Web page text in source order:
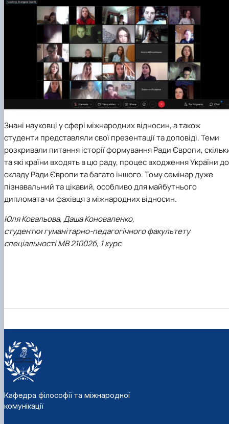
Знані науковці у сфері міжнародних відносин, а також
студенти представляли свої презентації та доповіді. Теми
розкривали питання історії формування Ради Європи,
та які країни входять в цю раду, процес входження України до
складу Ради Європи та багато іншого. Тому семінар дуже
пізнавальний та цікавий, особливо для майбутнього
дипломата чи фахівця з міжнародних відносин.
Юля Ковальова, Даша Коноваленко,
студентки гуманітарно-педагогічного факультету
спеціальності МВ 21002б, 1 курс
Кафедра філософії та міжнародної
комунікації